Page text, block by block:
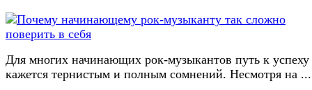
Для многих начинающих рок-музыкантов путь к успеху
кажется тернистым и полным сомнений. Несмотря на ...